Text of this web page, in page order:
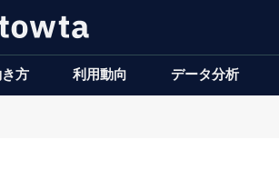
方 利用動向 データ分析